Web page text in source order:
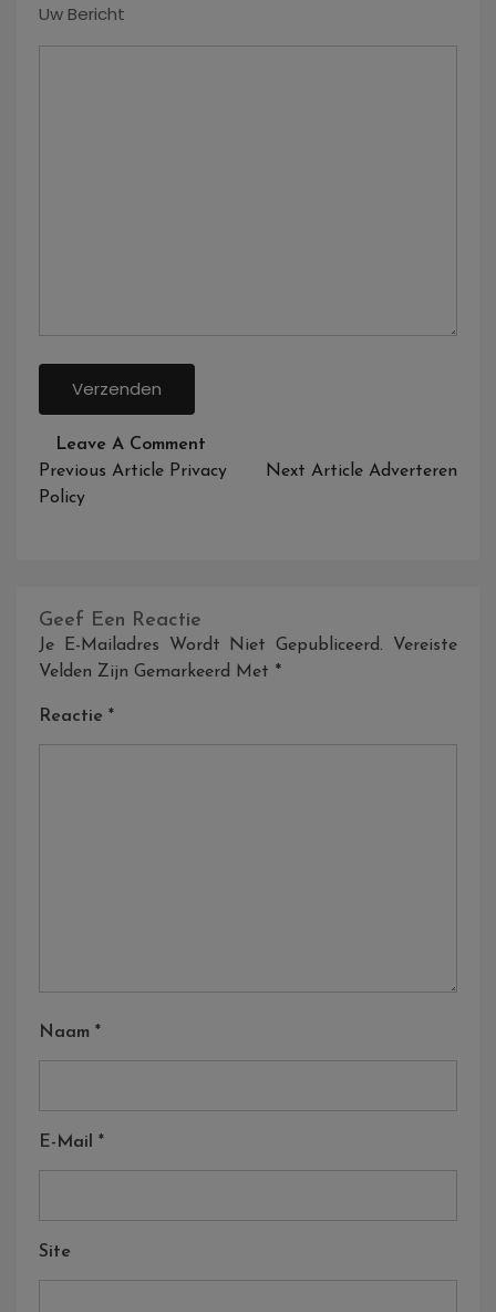
Uw Bericht
Leave A Comment
Contact
Bericht
Navigatie
Previous Article Privacy
Policy
Next Article Adverteren
Geef Een Reactie
Je E-Mailadres Wordt Niet Gepubliceerd.
Vereiste
Velden Zijn Gemarkeerd Met *
Reactie *
Naam *
E-Mail *
Site